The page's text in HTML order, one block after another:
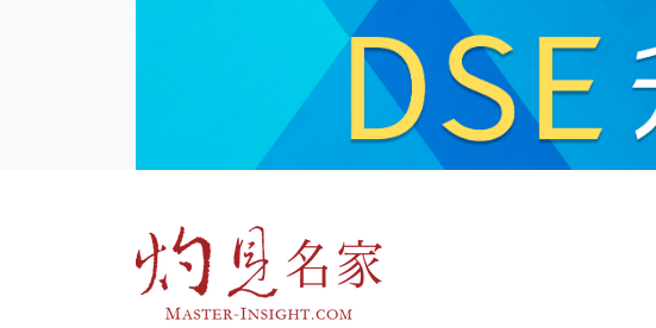
文化 財經 生活 健康